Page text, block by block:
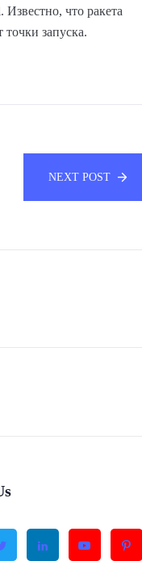
что ракета
запуска.
NEXT POST